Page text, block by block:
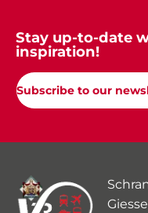
Stay up-to-date
inspiration!
Subscribe to our